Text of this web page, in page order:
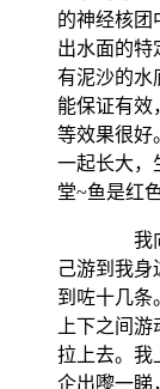
的神经核团
出水面的特
有泥沙的水
能保证有效
等效果很好
一起长大，
堂~鱼是红
我向
己游到我身
到咗十几条
上下之间
拉上去。我
企出嚟一睇